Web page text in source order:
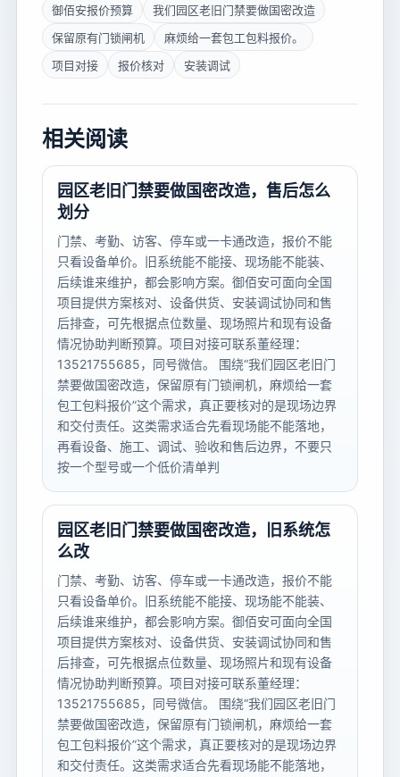
御佰安报价预算
我们园区老旧门禁要做国密改造
保留原有门锁闸机
麻烦给一套包工包料报价。
项目对接
报价核对 安装调试
相关阅读
园区老旧门禁要做国密改造，售后怎么
划分
门禁、考勤、访客、停车或一卡通改造，报价不能
只看设备单价。旧系统能不能接、现场能不能装、
后续谁来维护，都会影响方案。御佰安可面向全国
项目提供方案核对、设备供货、安装调试协同和售
后排查，可先根据点位数量、现场照片和现有设备
情况协助判断预算。项目对接可联系董经理：
13521755685，同号微信。 围绕“我们园区老旧门
禁要做国密改造，保留原有门锁闸机，麻烦给一套
包工包料报价”这个需求，真正要核对的是现场边界
和交付责任。这类需求适合先看现场能不能落地，
再看设备、施工、调试、验收和售后边界，不要只
按一个型号或一个低价清单判
园区老旧门禁要做国密改造，旧系统怎
么改
门禁、考勤、访客、停车或一卡通改造，报价不能
只看设备单价。旧系统能不能接、现场能不能装、
后续谁来维护，都会影响方案。御佰安可面向全国
项目提供方案核对、设备供货、安装调试协同和售
后排查，可先根据点位数量、现场照片和现有设备
情况协助判断预算。项目对接可联系董经理：
13521755685，同号微信。 围绕“我们园区老旧门
禁要做国密改造，保留原有门锁闸机，麻烦给一套
包工包料报价”这个需求，真正要核对的是现场边界
和交付责任。这类需求适合先看现场能不能落地，